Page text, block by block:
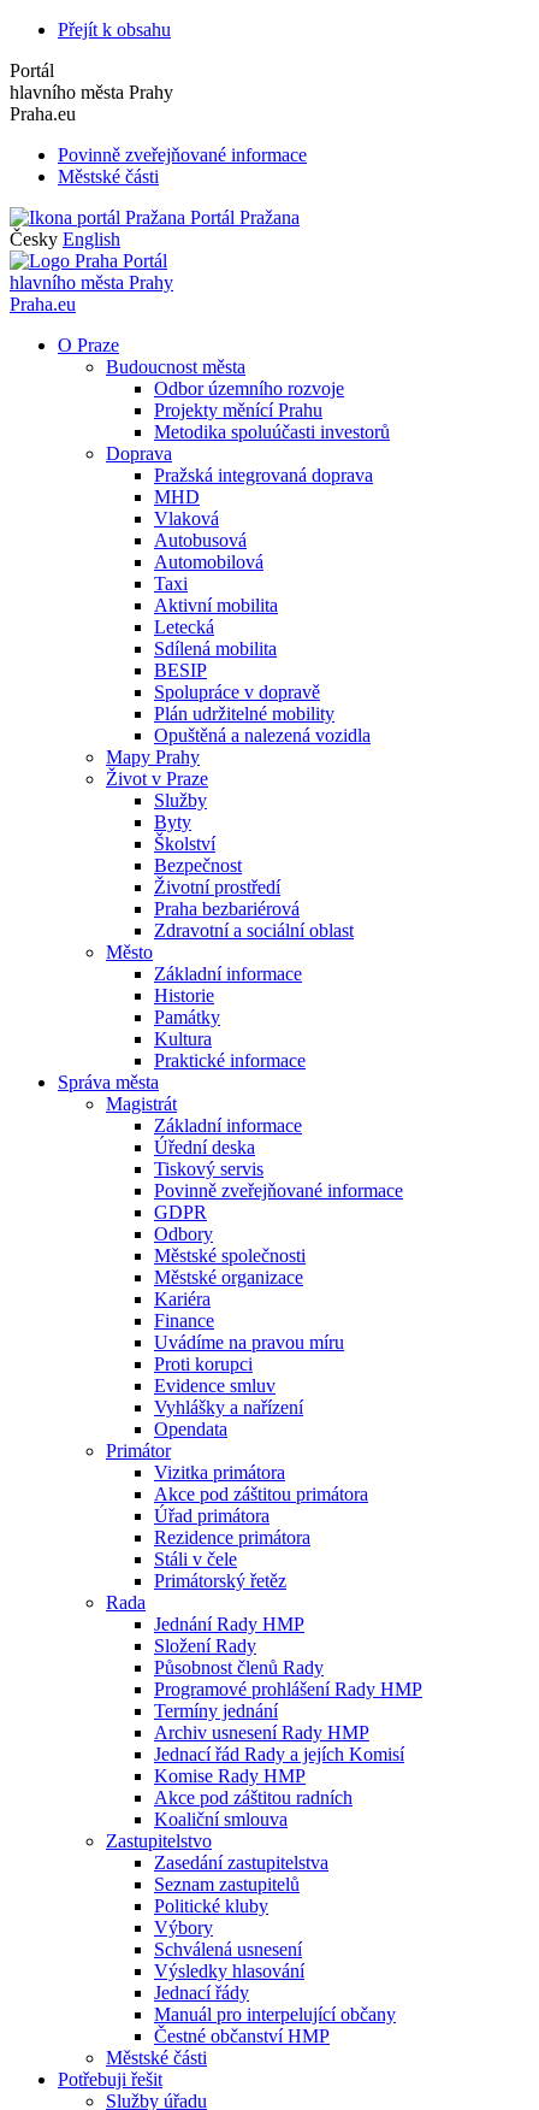
Přejít k obsahu
Portál
hlavního města Prahy
Praha.eu
Povinně zveřejňované informace
Městské části
Portál Pražana
Česky English
Portál
hlavního města Prahy
Praha.eu
O Praze
Budoucnost města
Odbor územního rozvoje
Projekty měnící Prahu
Metodika spoluúčasti investorů
Doprava
Pražská integrovaná doprava
MHD
Vlaková
Autobusová
Automobilová
Taxi
Aktivní mobilita
Letecká
Sdílená mobilita
BESIP
Spolupráce v dopravě
Plán udržitelné mobility
Opuštěná a nalezená vozidla
Mapy Prahy
Život v Praze
Služby
Byty
Školství
Bezpečnost
Životní prostředí
Praha bezbariérová
Zdravotní a sociální oblast
Město
Základní informace
Historie
Památky
Kultura
Praktické informace
Správa města
Magistrát
Základní informace
Úřední deska
Tiskový servis
Povinně zveřejňované informace
GDPR
Odbory
Městské společnosti
Městské organizace
Kariéra
Finance
Uvádíme na pravou míru
Proti korupci
Evidence smluv
Vyhlášky a nařízení
Opendata
Primátor
Vizitka primátora
Akce pod záštitou primátora
Úřad primátora
Rezidence primátora
Stáli v čele
Primátorský řetěz
Rada
Jednání Rady HMP
Složení Rady
Působnost členů Rady
Programové prohlášení Rady HMP
Termíny jednání
Archiv usnesení Rady HMP
Jednací řád Rady a jejích Komisí
Komise Rady HMP
Akce pod záštitou radních
Koaliční smlouva
Zastupitelstvo
Zasedání zastupitelstva
Seznam zastupitelů
Politické kluby
Výbory
Schválená usnesení
Výsledky hlasování
Jednací řády
Manuál pro interpelující občany
Čestné občanství HMP
Městské části
Potřebuji řešit
Služby úřadu